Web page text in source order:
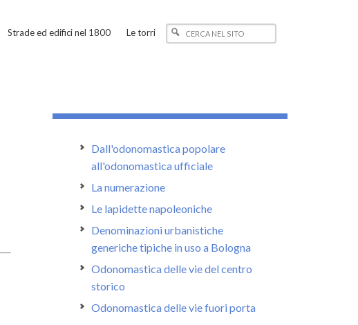
Strade ed edifici nel 1800 Le torri
Dall'odonomastica popolare
all'odonomastica ufficiale
La numerazione
Le lapidette napoleoniche
Denominazioni urbanistiche
generiche tipiche in uso a Bologna
Odonomastica delle vie del centro
storico
Odonomastica delle vie fuori porta